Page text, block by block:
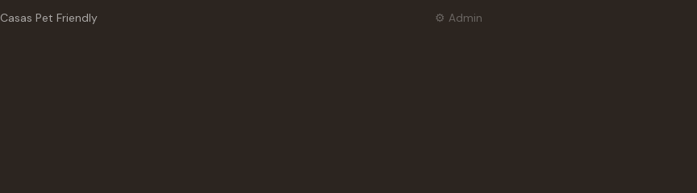
Casas Pet Friendly
⚙️ Admin